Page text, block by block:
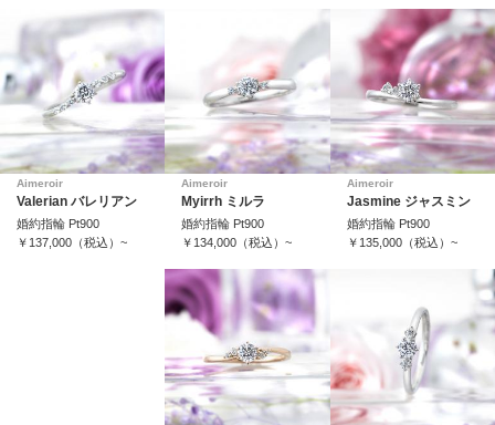
Aimeroir
Valerian バレリアン
婚約指輪 Pt900
￥137,000（税込）~
Aimeroir
Myirrh ミルラ
婚約指輪 Pt900
￥134,000（税込）~
Aimeroir
Jasmine ジャスミン
婚約指輪 Pt900
￥135,000（税込）~